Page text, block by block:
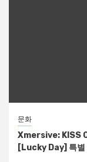
문화
Xmersive: KISS
[Lucky Day] 특별